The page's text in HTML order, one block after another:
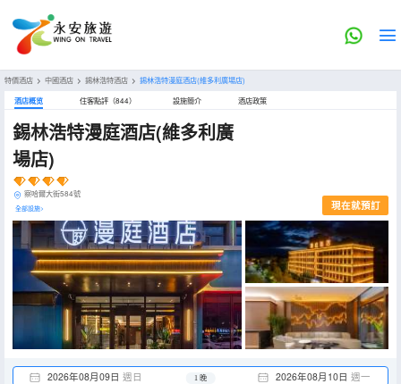
特價酒店 > 中國酒店 > 錫林浩特酒店 > 錫林浩特漫庭酒店(維多利廣場店)
酒店概览 住客點評（844） 設施簡介 酒店政策
錫林浩特漫庭酒店(維多利廣
場店)
察哈爾大街584號
全部設施> 現在就預訂
2026年08月09日 週日 2026年08月10日 週一
1 晚